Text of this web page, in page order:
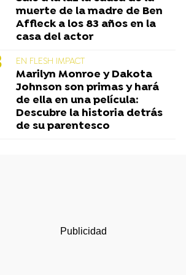
muerte de la madre de Ben
Affleck a los 83 años en la
casa del actor
EN FLESH IMPACT
Marilyn Monroe y Dakota
Johnson son primas y hará
de ella en una película:
Descubre la historia detrás
de su parentesco